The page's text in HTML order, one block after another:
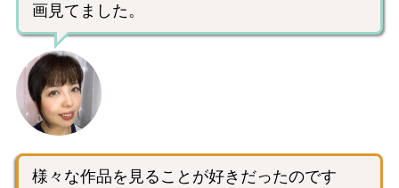
画見てました。
様々な作品を見ることが好きだったのです